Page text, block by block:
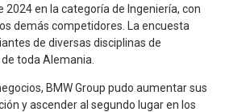
2024 en la categoría de Ingeniería, con
demás competidores. La encuesta
de diversas disciplinas de
toda Alemania.
BMW Group pudo aumentar sus
y ascender al segundo lugar en los